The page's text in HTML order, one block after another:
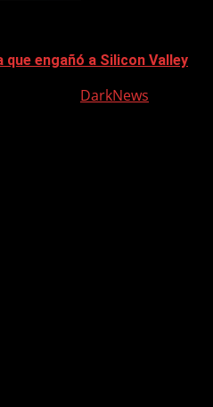
engañó a Silicon Valley
DarkNews